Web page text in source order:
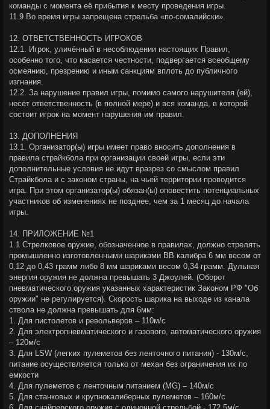
команды с момента её прибытия к месту проведения игры.
11.9 Во время игры запрещена стрельба «по-сомалийски».
12. ОТВЕТСТВЕННОСТЬ ИГРОКОВ
12.1. Игрок, уличённый в несоблюдении настоящих Правил,
особенно того, что касается честности, подвергается всеобщему
осмеянию, презрению и иным санкциям вплоть до публичного
изгнания.
12.2. За нарушение правил игры, помимо самого нарушителя (ей),
несёт ответственность (в полной мере) и вся команда, в которой
состоит игрок на момент нарушения им правил.
13. ДОПОЛНЕНИЯ
13.1. Организатор(ы) игры имеет право вносить дополнения в
правила страйкбола при организации своей игры, если эти
дополнительные условия не идут вразрез со смыслом правил
Страйкбола и с законом страны, на чьей территории проводится
игра. При этом организатор(ы) обязан(ы) оповестить потенциальных
участников об изменениях не позднее, чем за 1 месяц до начала
игры.
14. ПРИЛОЖЕНИЕ №1
1.1 Стрелковое оружие, обозначенное в правилах, должно стрелять
промышленно изготовленными шариками ВВ калибра 6 мм весом от
0,12 до 0,43 грамм либо 8 мм шариками весом 0,34 грамм. Дульная
энергия оружия не должна превышать 3 Джоулей. (Оборот
пневматического оружия указанных характеристик Законом РФ "Об
оружии" не регулируется). Скорость шарика на выходе из канала
ствола не должна превышать для 6мм:
1. Для пистолетов и револьверов – 110м/с
2. Для электропневматического и газового, автоматического оружия
– 120м/с
3. Для LSW (легких пулеметов без ленточного питания) - 130м/с,
питание осуществляется только от механ без ограничения их по
емкости
4. Для пулеметов с ленточным питанием (MG) – 140м/с
5. Для станковых и крупнокалиберных пулеметов – 160м/с